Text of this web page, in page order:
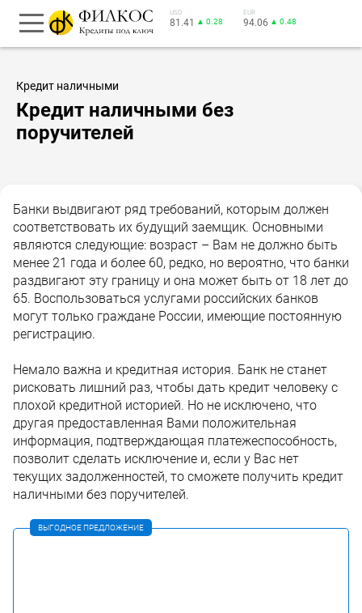
USD
81.41 ▲ 0.28
EUR
94.06 ▲ 0.48
Кредит наличными
Кредит наличными без
поручителей
Банки выдвигают ряд требований, которым должен
соответствовать их будущий заемщик. Основными
являются следующие: возраст – Вам не должно быть
менее 21 года и более 60, редко, но вероятно, что банки
раздвигают эту границу и она может быть от 18 лет до
65. Воспользоваться услугами российских банков
могут только граждане России, имеющие постоянную
регистрацию.
Немало важна и кредитная история. Банк не станет
рисковать лишний раз, чтобы дать кредит человеку с
плохой кредитной историей. Но не исключено, что
другая предоставленная Вами положительная
информация, подтверждающая платежеспособность,
позволит сделать исключение и, если у Вас нет
текущих задолженностей, то сможете получить кредит
наличными без поручителей.
ВЫГОДНОЕ ПРЕДЛОЖЕНИЕ